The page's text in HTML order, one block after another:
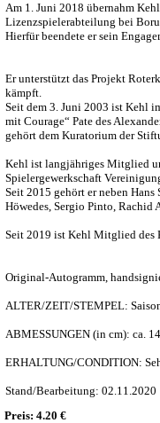
Am 1. Juni 2018 übernahm
Lizenzspielerabteilung bei
Hierfür beendete er sein
Er unterstützt das Projekt
kämpft.
Seit dem 3. Juni 2003 ist Kehl
mit Courage“ Pate des
gehört dem Kuratorium der
Kehl ist langjähriges Mitglied
Spielergewerkschaft
Seit 2015 gehört er neben
Höwedes, Sergio Pinto, Rachid
Seit 2019 ist Kehl Mitglied des
Original-Autogramm,
ALTER/ZEIT/STEMPEL:
ABMESSUNGEN (in cm): ca.
ERHALTUNG/CONDITION:
Stand/Bearbeitung: 02.11.2020
Preis: 4.20 €